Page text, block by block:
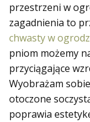
przestrzeni w
zagadnienia to
chwasty w
pniom możemy
przyciągające
Wyobrażam
otoczone
poprawia